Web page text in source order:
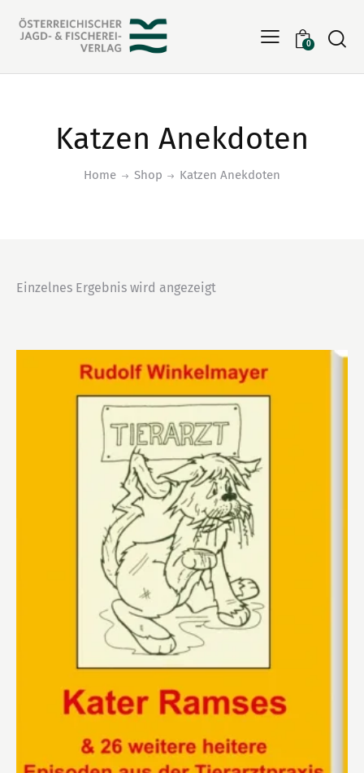
0
Katzen Anekdoten
Home Shop Katzen Anekdoten
Einzelnes Ergebnis wird angezeigt